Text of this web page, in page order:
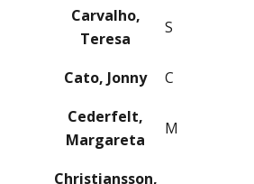
Carvalho,
Teresa
S
Cato, Jonny C
Cederfelt,
Margareta
M
Christiansson,